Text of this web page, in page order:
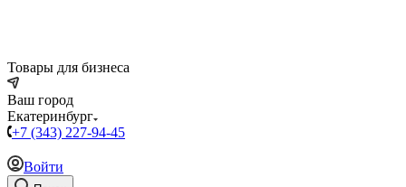
Товары для бизнеса
Ваш город
Екатеринбург
+7 (343) 227-94-45
Войти